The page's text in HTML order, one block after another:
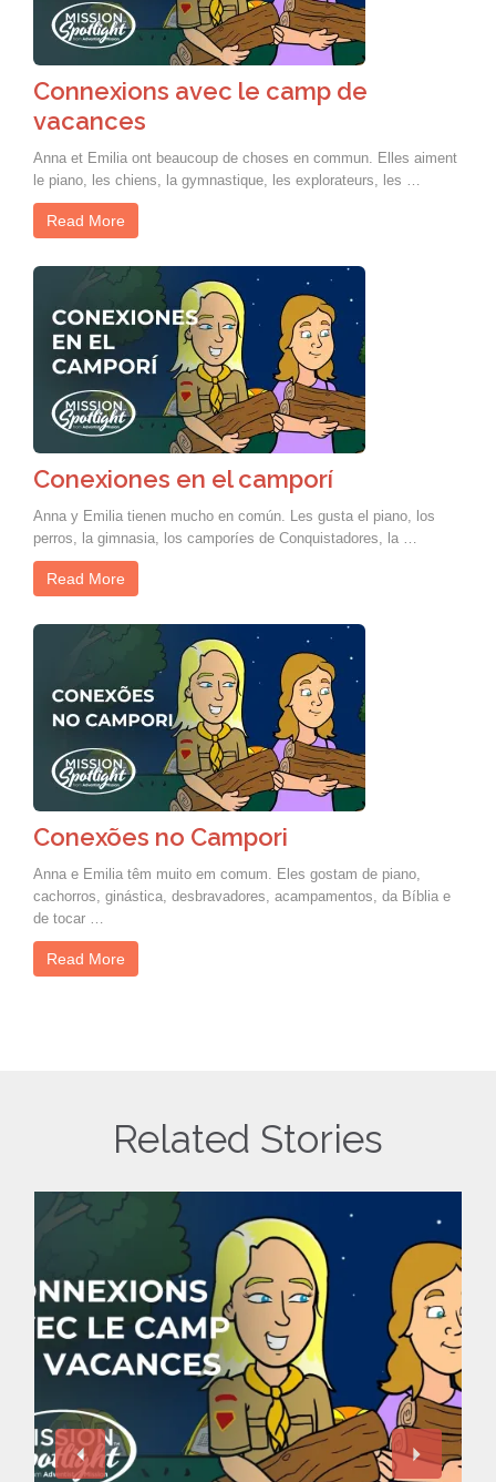
Connexions avec le camp de
vacances
Anna et Emilia ont beaucoup de choses en commun. Elles aiment
le piano, les chiens, la gymnastique, les explorateurs, les …
Read More
Conexiones en el camporí
Anna y Emilia tienen mucho en común. Les gusta el piano, los
perros, la gimnasia, los camporíes de Conquistadores, la …
Read More
Conexões no Campori
Anna e Emilia têm muito em comum. Eles gostam de piano,
cachorros, ginástica, desbravadores, acampamentos, da Bíblia e
de tocar …
Read More
Related Stories